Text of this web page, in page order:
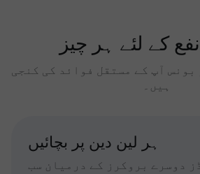
کے لئے ہر چیز
آپ کے مستقل فوائد کی کنجی
ہیں۔
ہر لین دین پر بچائیں
دوسرے بروکرز کے درمیان سب